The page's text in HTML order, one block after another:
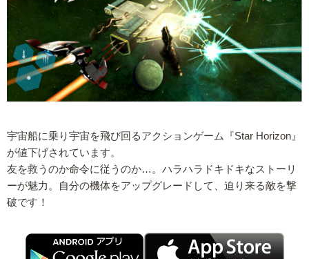
宇宙船に乗り宇宙を飛び回るアクションゲーム『Star Horizon』
が値下げされています。
友を救うのか命令に従うのか…。ハラハラドキドキなストーリ
ーが魅力。自分の機体をアップグレードして、迫り来る敵を撃
破です！